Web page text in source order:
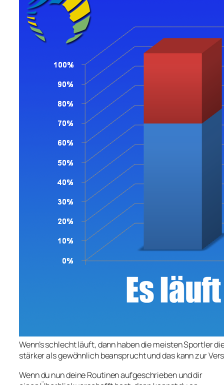
Wenn’s schlecht läuft, dann haben die meisten Sportler
stärker als gewöhnlich beansprucht und das kann zur
Wenn du nun deine Routinen aufgeschrieben und dir